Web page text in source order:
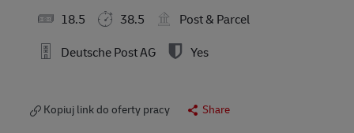
18.5
38.5
Post & Parcel
Deutsche Post AG
Yes
Kopiuj link do oferty pracy Share